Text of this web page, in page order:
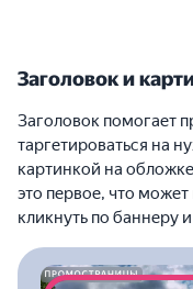
Заголовок и
Заголовок помогает
таргетироваться на
картинкой на
это первое, что
кликнуть по баннеру